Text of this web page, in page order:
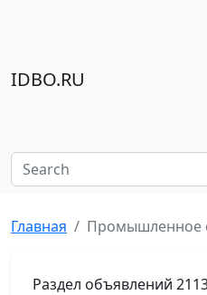
IDBO.RU
Главная Промышленное
Раздел объявлений